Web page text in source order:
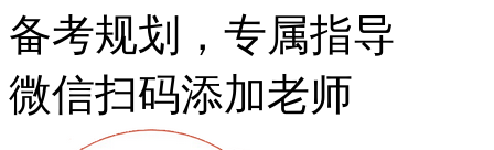
备考规划，专属指导
微信扫码添加老师